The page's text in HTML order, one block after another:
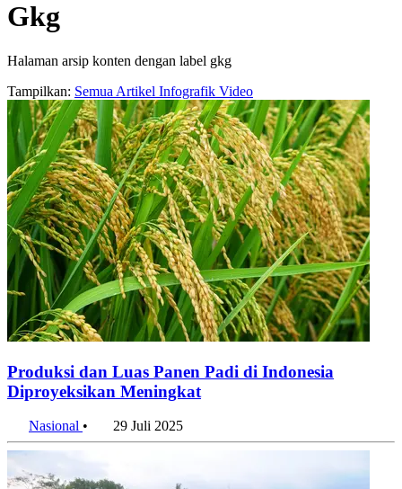
Gkg
Halaman arsip konten dengan label gkg
Tampilkan: Semua Artikel Infografik Video
Produksi dan Luas Panen Padi di Indonesia
Diproyeksikan Meningkat
Nasional • 29 Juli 2025